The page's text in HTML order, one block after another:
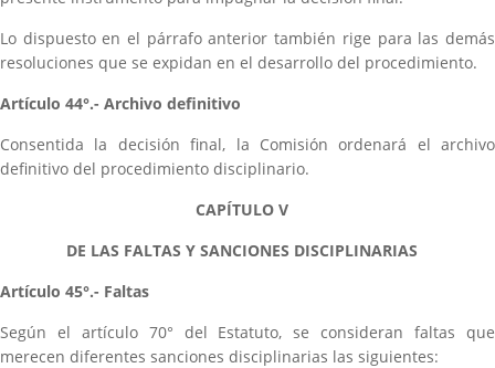
Lo dispuesto en el párrafo anterior también rige para las demás
resoluciones que se expidan en el desarrollo del procedimiento.
Artículo 44°.- Archivo definitivo
Consentida la decisión final, la Comisión ordenará el archivo
definitivo del procedimiento disciplinario.
CAPÍTULO V
DE LAS FALTAS Y SANCIONES DISCIPLINARIAS
Artículo 45°.- Faltas
Según el artículo 70° del Estatuto, se consideran faltas que
merecen diferentes sanciones disciplinarias las siguientes: